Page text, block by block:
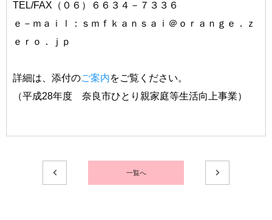
TEL/FAX（０６）６６３４－７３３６
ｅ－ｍａｉｌ：ｓｍｆｋａｎｓａｉ＠ｏｒａｎｇｅ．ｚ
ｅｒｏ．ｊｐ
詳細は、添付のご案内をご覧ください。
（平成28年度 奈良市ひとり親家庭等生活向上事業）
一覧へ